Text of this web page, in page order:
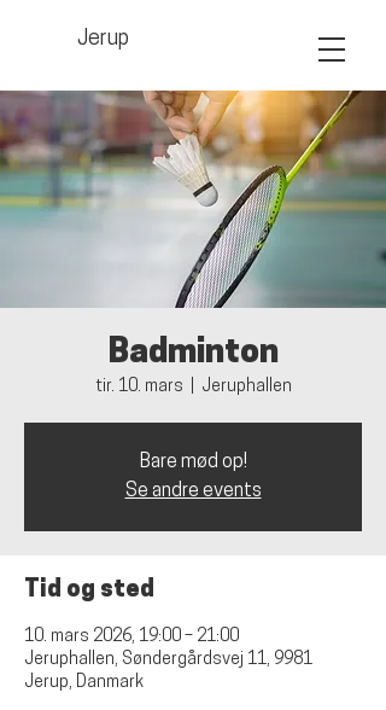
Jerup
Badminton
tir. 10. mars Jeruphallen
Bare mød op!
Se andre events
Tid og sted
10. mars 2026, 19:00 – 21:00
Jeruphallen, Søndergårdsvej 11, 9981
Jerup, Danmark